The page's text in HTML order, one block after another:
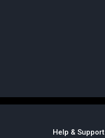
Help & Support